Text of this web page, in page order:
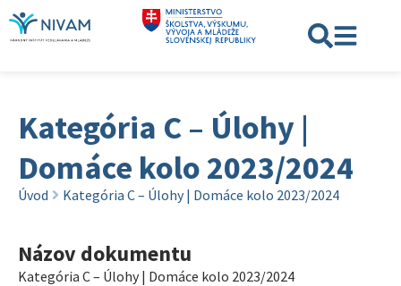
Kategória C – Úlohy |
Domáce kolo 2023/2024
Úvod Kategória C – Úlohy | Domáce kolo 2023/2024
Názov dokumentu
Kategória C – Úlohy | Domáce kolo 2023/2024